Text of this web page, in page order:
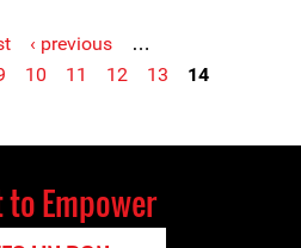
‹ previous
…
10 11 12 13 14
Empower